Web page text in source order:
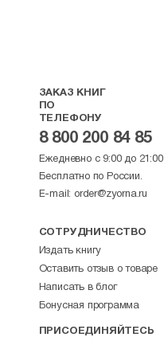
ЗАКАЗ КНИГ
ПО
ТЕЛЕФОНУ
8 800 200 84 85
Ежедневно с 9:00 до 21:00
Бесплатно по России.
E-mail: order@zyorna.ru
СОТРУДНИЧЕСТВО
Издать книгу
Оставить отзыв о товаре
Написать в блог
Бонусная программа
ПРИСОЕДИНЯЙТЕСЬ